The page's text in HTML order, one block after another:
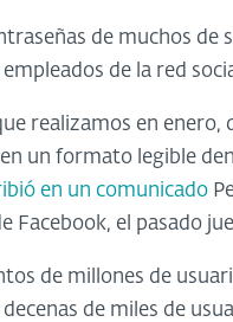
de muchos de
de la red
realizamos en enero,
un formato legible
en un comunicado
Facebook, el pasado
de millones de
de miles de